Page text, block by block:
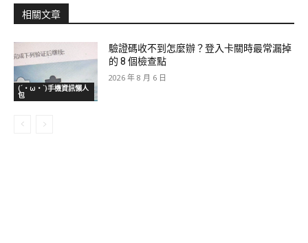
相關文章
(´・ω・`)手機資訊懶人
包
驗證碼收不到怎麼辦？登入卡關時最常漏掉
的 8 個檢查點
2026 年 8 月 6 日